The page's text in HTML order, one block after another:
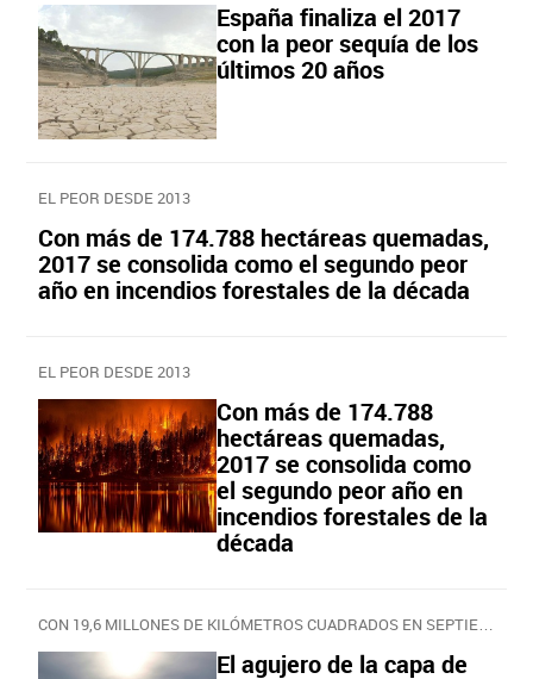
España finaliza el 2017
con la peor sequía de los
últimos 20 años
EL PEOR DESDE 2013
Con más de 174.788 hectáreas quemadas,
2017 se consolida como el segundo peor
año en incendios forestales de la década
EL PEOR DESDE 2013
Con más de 174.788
hectáreas quemadas,
2017 se consolida como
el segundo peor año en
incendios forestales de la
década
CON 19,6 MILLONES DE KILÓMETROS CUADRADOS EN SEPTIEMBRE
El agujero de la capa de